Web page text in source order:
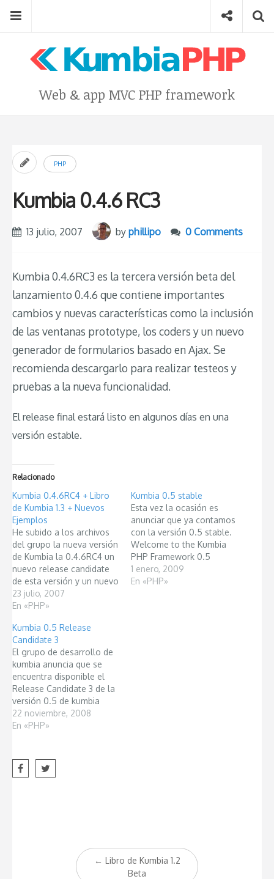
content
Menu
Type your search keyword, and press enter to search
Social
Web & app MVC PHP framework
PHP
Kumbia 0.4.6 RC3
13 julio, 2007 by phillipo 0 Comments
Kumbia 0.4.6RC3 es la tercera versión beta del
lanzamiento 0.4.6 que contiene importantes
cambios y nuevas características como la inclusión
de las ventanas prototype, los coders y un nuevo
generador de formularios basado en Ajax. Se
recomienda descargarlo para realizar testeos y
pruebas a la nueva funcionalidad.
El release final estará listo en algunos días en una
versión estable.
Relacionado
Kumbia 0.4.6RC4 + Libro
de Kumbia 1.3 + Nuevos
Ejemplos
He subido a los archivos
del grupo la nueva versión
de Kumbia la 0.4.6RC4 un
nuevo release candidate
de esta versión y un nuevo
y mejorado libro de
Kumbia en muchos
todos bajar esta versión
que corrige muchos
problemas y la el libro que
ha mejorado en…
23 julio, 2007
En «PHP»
Kumbia 0.5 stable
Esta vez la ocasión es
anunciar que ya contamos
con la versión 0.5 stable.
Welcome to the Kumbia
PHP Framework 0.5
Release Stable!.
INFORMACIÓN DEL
1 enero, 2009
En «PHP»
Kumbia 0.5 Release
Candidate 3
El grupo de desarrollo de
kumbia anuncia que se
encuentra disponible el
Release Candidate 3 de la
versión 0.5 de kumbia
PHP Framework, en esta
RC se han arreglado los
comunidad del framework.
La invitación es a realizar
22 noviembre, 2008
En «PHP»
← Libro de Kumbia 1.2
Beta